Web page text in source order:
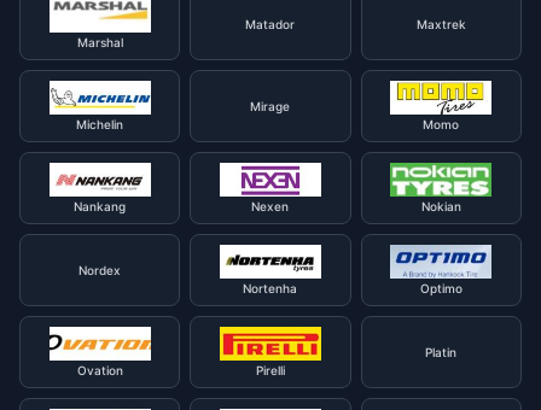
Marshal
Matador Maxtrek
Michelin
Mirage
Momo
Nankang Nexen Nokian
Nordex
Nortenha
Optimo
Ovation Pirelli
Platin